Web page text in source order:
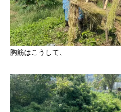
胸筋はこうして、